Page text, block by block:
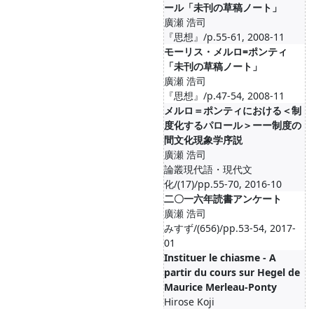
ール「未刊の草稿ノート」
廣瀬 浩司
『思想』/p.55-61, 2008-11
モーリス・メルロ=ポンティ
「未刊の草稿ノート」
廣瀬 浩司
『思想』/p.47-54, 2008-11
メルロ＝ポンティにおける＜制
度化するパロール＞ーー制度の
間文化現象学序説
廣瀬 浩司
論叢現代語・現代文
化/(17)/pp.55-70, 2016-10
二〇一六年読書アンケート
廣瀬 浩司
みすず/(656)/pp.53-54, 2017-
01
Instituer le chiasme - A
partir du cours sur Hegel de
Maurice Merleau-Ponty
Hirose Koji